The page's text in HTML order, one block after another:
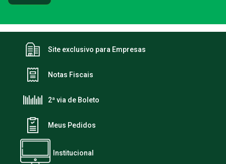
Site exclusivo para Empresas
Notas Fiscais
2ª via de Boleto
Meus Pedidos
Institucional